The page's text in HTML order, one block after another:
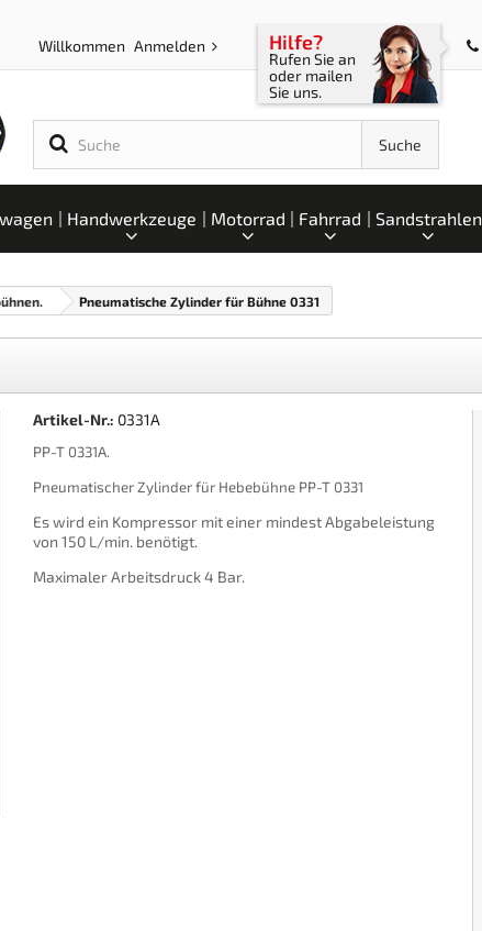
Willkommen Anmelden Hilfe?
Rufen Sie an
oder mailen
Sie uns.
Suche
Handwerkzeuge Motorrad Fahrrad Sandstrahlen
Pneumatische Zylinder für Bühne 0331
Artikel-Nr.: 0331A
PP-T 0331A.
Pneumatischer Zylinder für Hebebühne PP-T 0331
Es wird ein Kompressor mit einer mindest Abgabeleistung
von 150 L/min. benötigt.
Maximaler Arbeitsdruck 4 Bar.